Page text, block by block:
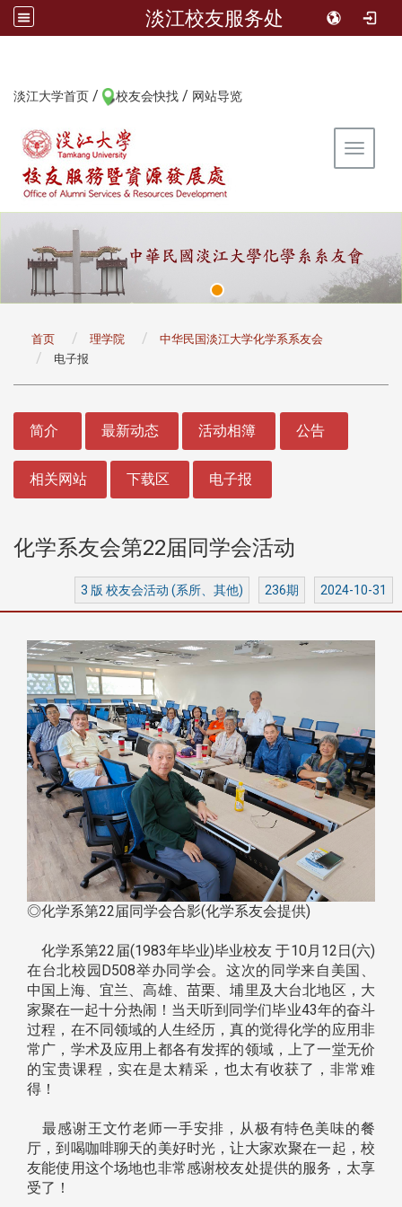
淡江校友服务处
淡江大学首页 / 校友会快找 / 网站导览
Toggle
首页 理学院
中华民国淡江大学化学系系友会
电子报
简介 最新动态 活动相簿 公告
相关网站 下载区 电子报
化学系友会第22届同学会活动
3 版 校友会活动 (系所、其他) 236期 2024-10-31
◎化学系第22届同学会合影(化学系友会提供)
化学系第22届(1983年毕业)毕业校友 于10月12日(六)
在台北校园D508举办同学会。这次的同学来自美国、
中国上海、宜兰、高雄、苗栗、埔里及大台北地区，大
家聚在一起十分热闹！当天听到同学们毕业43年的奋斗
过程，在不同领域的人生经历，真的觉得化学的应用非
常广，学术及应用上都各有发挥的领域，上了一堂无价
的宝贵课程，实在是太精采，也太有收获了，非常难
得！
最感谢王文竹老师一手安排，从极有特色美味的餐
厅，到喝咖啡聊天的美好时光，让大家欢聚在一起，校
友能使用这个场地也非常感谢校友处提供的服务，太享
受了！